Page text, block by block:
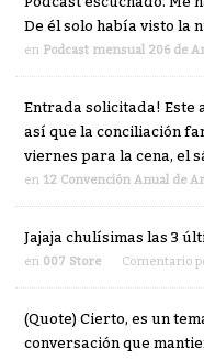
De él solo había visto la
en Podcast mensual 206 de
Entrada solicitada! Este
así que la conciliación
viernes para la cena, el
en 12 Convención Anual de
Jajaja chulísimas las 3
en 007 Store Comentario
(Quote) Cierto, es un
conversación que